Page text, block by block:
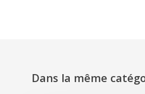
Dans la même